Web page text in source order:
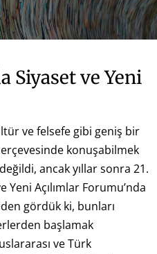
Siyaset ve Yeni
ve felsefe gibi geniş bir
konuşabilmek
ancak yıllar sonra 21.
Yeni Açılımlar Forumu’nda
gördük ki, bunları
başlamak
ve Türk